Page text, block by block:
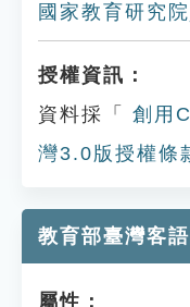
國家教育研究
授權資訊：
資料採「
創用
灣3.0版授權條
教育部臺灣客
屬性：